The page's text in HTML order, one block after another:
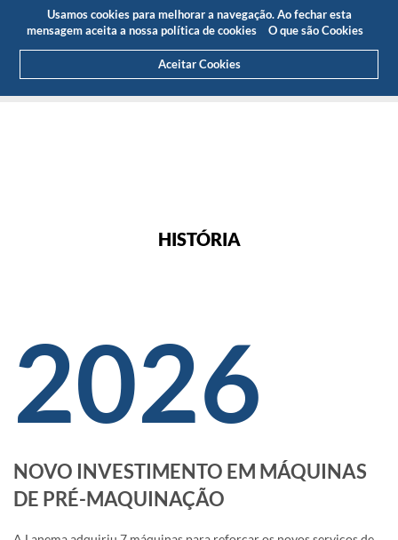
Usamos cookies para melhorar a navegação. Ao fechar esta
mensagem aceita a nossa política de cookies
O que são Cookies
Aceitar Cookies
Área Cliente
Orçamento(0)
HISTÓRIA
2026
NOVO INVESTIMENTO EM MÁQUINAS
DE PRÉ-MAQUINAÇÃO